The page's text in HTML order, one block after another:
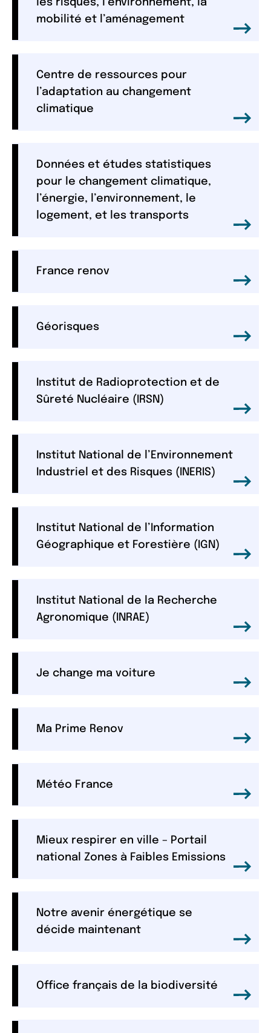
mobilité et l’aménagement
Centre de ressources pour
l’adaptation au changement
climatique
Données et études statistiques
pour le changement climatique,
l’énergie, l’environnement, le
logement, et les transports
France renov
Géorisques
Institut de Radioprotection et de
Sûreté Nucléaire (IRSN)
Institut National de l’Environnement
Industriel et des Risques (INERIS)
Institut National de l’Information
Géographique et Forestière (IGN)
Institut National de la Recherche
Agronomique (INRAE)
Je change ma voiture
Ma Prime Renov
Météo France
Mieux respirer en ville – Portail
national Zones à Faibles Emissions
Notre avenir énergétique se
décide maintenant
Office français de la biodiversité